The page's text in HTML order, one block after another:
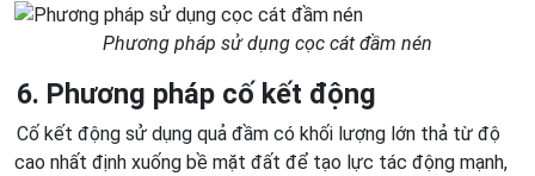
Phương pháp sử dụng cọc cát đầm nén
6. Phương pháp cố kết động
Cố kết động sử dụng quả đầm có khối lượng lớn thả từ độ
cao nhất định xuống bề mặt đất để tạo lực tác động mạnh,